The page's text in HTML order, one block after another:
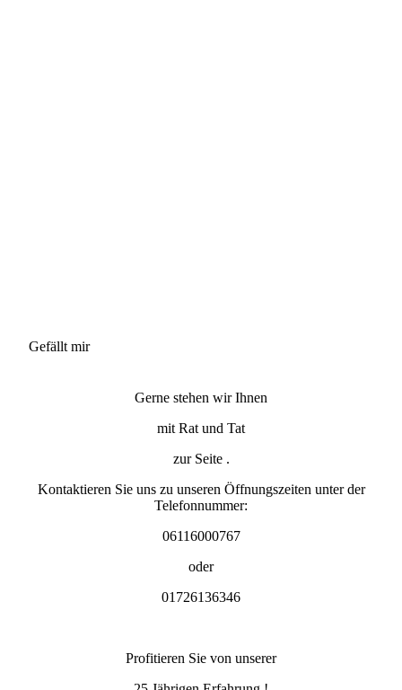
Gefällt mir
Gerne stehen wir Ihnen
mit Rat und Tat
zur Seite .
Kontaktieren Sie uns zu unseren Öffnungszeiten unter der
Telefonnummer:
06116000767
oder
01726136346
Profitieren Sie von unserer